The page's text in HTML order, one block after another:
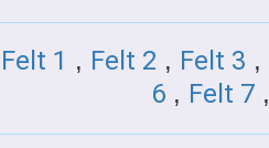
Felt 1 , Felt 2 , Felt 3 ,
6, Felt 7,